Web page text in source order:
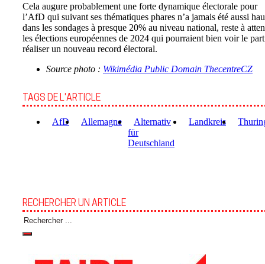
Cela augure probablement une forte dynamique électorale pour
l’AfD qui suivant ses thématiques phares n’a jamais été aussi
dans les sondages à presque 20% au niveau national, reste à
les élections européennes de 2024 qui pourraient bien voir le
réaliser un nouveau record électoral.
Source photo : Wikimédia Public Domain ThecentreCZ
TAGS DE L'ARTICLE
AfD Allemagne
Alternativ
für
Deutschland
Landkreis
RECHERCHER UN ARTICLE
Rechercher